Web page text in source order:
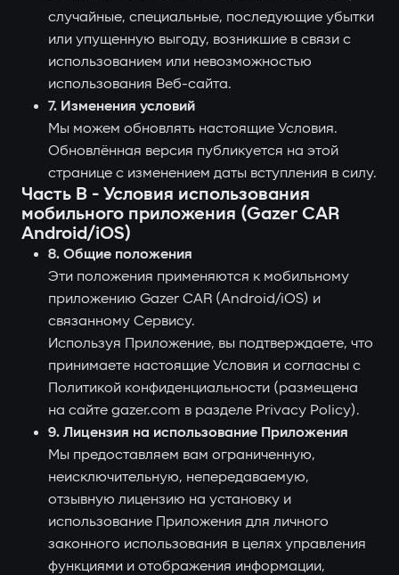
случайные, специальные, последующие убытки
или упущенную выгоду, возникшие в связи с
использованием или невозможностью
использования Веб-сайта.
7. Изменения условий
Мы можем обновлять настоящие Условия.
Обновлённая версия публикуется на этой
странице с изменением даты вступления в силу.
Часть B - Условия использования
мобильного приложения (Gazer CAR
Android/iOS)
8. Общие положения
Эти положения применяются к мобильному
приложению Gazer CAR (Android/iOS) и
связанному Сервису.
Используя Приложение, вы подтверждаете, что
принимаете настоящие Условия и согласны с
Политикой конфиденциальности (размещена
на сайте gazer.com в разделе Privacy Policy).
9. Лицензия на использование Приложения
Мы предоставляем вам ограниченную,
неисключительную, непередаваемую,
отзывную лицензию на установку и
использование Приложения для личного
законного использования в целях управления
функциями и отображения информации,